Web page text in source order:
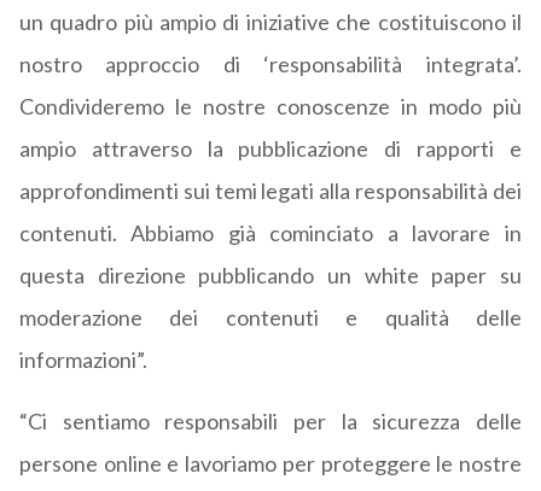
un quadro più ampio di iniziative che costituiscono il
nostro approccio di ‘responsabilità integrata’.
Condivideremo le nostre conoscenze in modo più
ampio attraverso la pubblicazione di rapporti e
approfondimenti sui temi legati alla responsabilità dei
contenuti. Abbiamo già cominciato a lavorare in
questa direzione pubblicando un white paper su
moderazione dei contenuti e qualità delle
informazioni”.
“Ci sentiamo responsabili per la sicurezza delle
persone online e lavoriamo per proteggere le nostre